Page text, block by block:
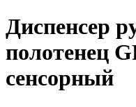
Диспенсер
полотенец
сенсорный